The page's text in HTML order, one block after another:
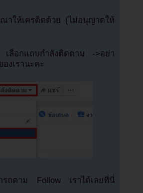
าให้เครดิตด้วย (ไม่อนุญาตให้
เลือกแถบกำลังติดตาม ->อย่า
งเรานะคะ
รถตาม Follow เราได้เลยที่นี่